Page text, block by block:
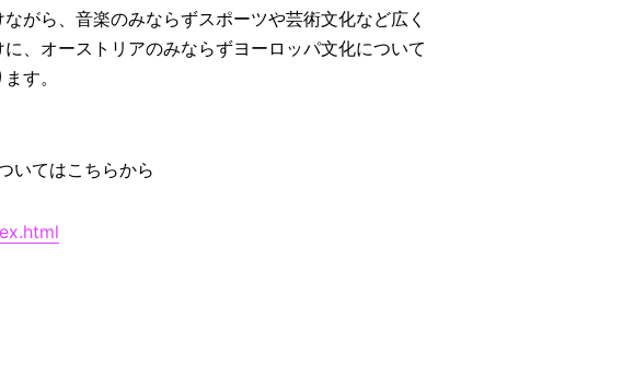
がら、音楽のみならずスポーツや芸術文化など広く
、オーストリアのみならずヨーロッパ文化について
す。
いてはこちらから